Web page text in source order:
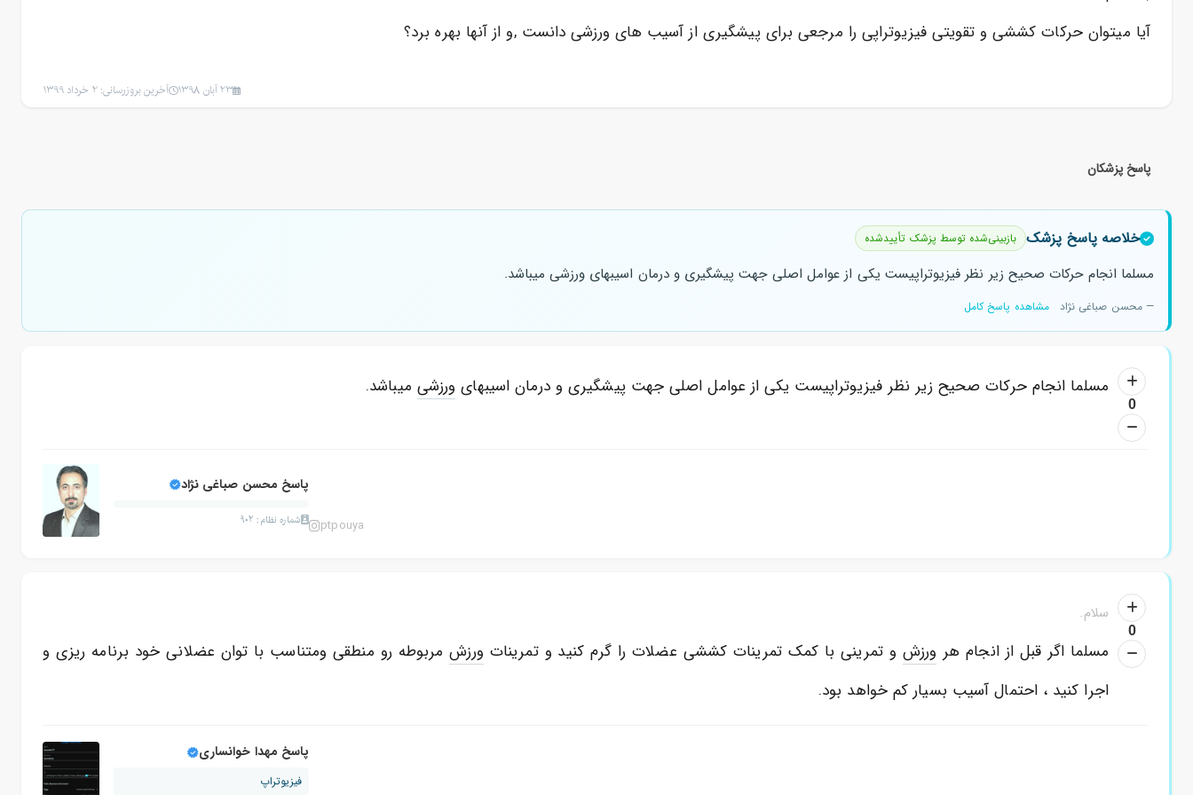
آیا میتوان حرکات کششی و تقویتی فیزیوتراپی را مرجعی برای پیشگیری از آسیب های ورزشی دانست ,و از آنها بهره برد؟
23 آبان 1398 آخرین بروزرسانی: 2 خرداد 1399
پاسخ پزشکان
خلاصه پاسخ پزشک بازبینی‌شده توسط پزشک تأییدشده
مسلما انجام حرکات صحیح زیر نظر فیزیوتراپیست یکی از عوامل اصلی جهت پیشگیری و درمان اسیبهای ورزشی میباشد.
— محسن صباغی نژاد مشاهده پاسخ کامل
0
مسلما انجام حرکات صحیح زیر نظر فیزیوتراپیست یکی از عوامل اصلی جهت پیشگیری و درمان اسیبهای ورزشی میباشد.
پاسخ محسن صباغی نژاد
شماره نظام: 902 ptpouya
0
سلام.
مسلما اگر قبل از انجام هر ورزش و تمرینی با کمک تمرینات کششی عضلات را گرم کنید و تمرینات ورزشمربوطه رو منطقی ومتناسب با توان عضلانی خود برنامه ریزی و
اجرا کنید ، احتمال آسیب بسیار کم خواهد بود.
پاسخ مهدا خوانساری
فیزیوتراپ